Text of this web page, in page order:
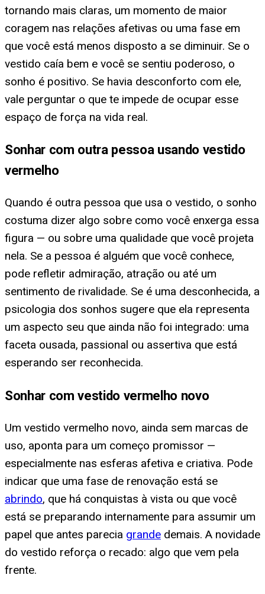
tornando mais claras, um momento de maior
coragem nas relações afetivas ou uma fase em
que você está menos disposto a se diminuir. Se o
vestido caía bem e você se sentiu poderoso, o
sonho é positivo. Se havia desconforto com ele,
vale perguntar o que te impede de ocupar esse
espaço de força na vida real.
Sonhar com outra pessoa usando vestido
vermelho
Quando é outra pessoa que usa o vestido, o sonho
costuma dizer algo sobre como você enxerga essa
figura — ou sobre uma qualidade que você projeta
nela. Se a pessoa é alguém que você conhece,
pode refletir admiração, atração ou até um
sentimento de rivalidade. Se é uma desconhecida, a
psicologia dos sonhos sugere que ela representa
um aspecto seu que ainda não foi integrado: uma
faceta ousada, passional ou assertiva que está
esperando ser reconhecida.
Sonhar com vestido vermelho novo
Um vestido vermelho novo, ainda sem marcas de
uso, aponta para um começo promissor —
especialmente nas esferas afetiva e criativa. Pode
indicar que uma fase de renovação está se
abrindo, que há conquistas à vista ou que você
está se preparando internamente para assumir um
papel que antes parecia grande demais. A novidade
do vestido reforça o recado: algo que vem pela
frente.